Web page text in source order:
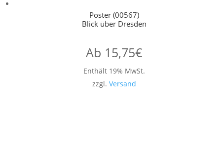
Poster (00567)
Blick über Dresden
Ab 15,75€
Enthält 19% MwSt.
zzgl. Versand